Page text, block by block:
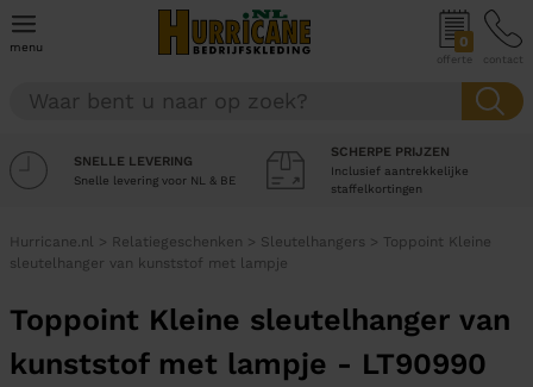
menu 0
offerte contact
SNELLE LEVERING
Snelle levering voor NL & BE
SCHERPE PRIJZEN
Inclusief aantrekkelijke
staffelkortingen
Hurricane.nl > Relatiegeschenken > Sleutelhangers > Toppoint Kleine
sleutelhanger van kunststof met lampje
Toppoint Kleine sleutelhanger van
kunststof met lampje - LT90990